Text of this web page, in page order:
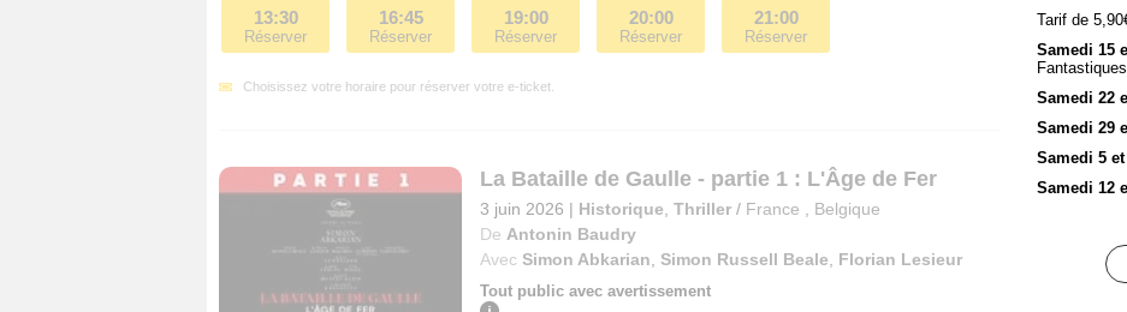
13:30
Réserver
16:45
Réserver
19:00
Réserver
20:00
Réserver
21:00
Réserver
Choisissez votre horaire pour réserver votre e-ticket.
La Bataille de Gaulle - partie 1 : L'Âge de Fer
3 juin 2026 | Historique Thriller / France
Belgique
De Antonin Baudry
Avec Simon Abkarian Simon Russell Beale Florian Lesieur
Tout public avec avertissement
Tarif de
Samedi 15
Samedi 22
Samedi 29
Samedi 5
Samedi 12